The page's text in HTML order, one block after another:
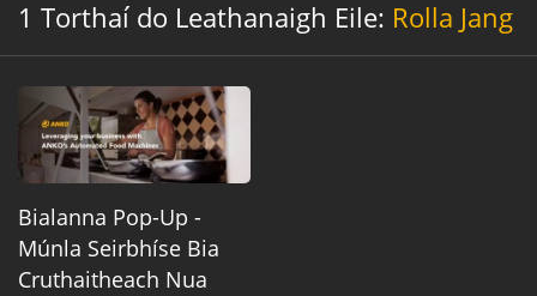
1 Torthaí do Leathanaigh Eile: Rolla Jang
Bialanna Pop-Up -
Múnla Seirbhíse Bia
Cruthaitheach Nua